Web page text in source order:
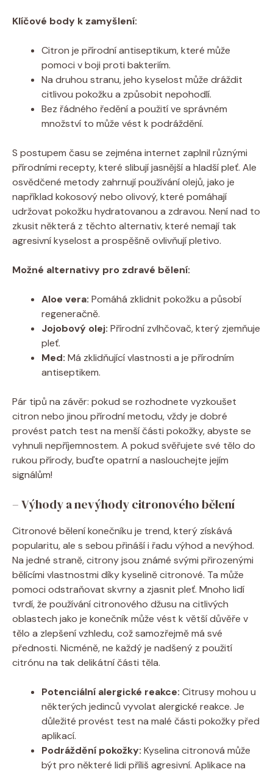
Klíčové body k zamyšlení:
Citron je přírodní antiseptikum, které může
pomoci v boji proti bakteriím.
Na druhou stranu, jeho kyselost může dráždit
citlivou pokožku a způsobit nepohodlí.
Bez řádného ředění a použití ve správném
množství to může vést k podráždění.
S postupem času se zejména internet zaplnil různými
přírodními recepty, které slibují jasnější a hladší pleť. Ale
osvědčené metody zahrnují používání olejů, jako je
například kokosový nebo olivový, které pomáhají
udržovat pokožku hydratovanou a zdravou. Není nad to
zkusit některá z těchto alternativ, které nemají tak
agresivní kyselost a prospěšně ovlivňují pletivo.
Možné alternativy pro zdravé bělení:
Aloe vera: Pomáhá zklidnit pokožku a působí
regeneračně.
Jojobový olej: Přírodní zvlhčovač, který zjemňuje
pleť.
Med: Má zklidňující vlastnosti a je přírodním
antiseptikem.
Pár tipů na závěr: pokud se rozhodnete vyzkoušet
citron nebo jinou přírodní metodu, vždy je dobré
provést patch test na menší části pokožky, abyste se
vyhnuli nepříjemnostem. A pokud svěřujete své tělo do
rukou přírody, buďte opatrní a naslouchejte jejím
signálům!
– Výhody a nevýhody citronového bělení
Citronové bělení konečníku je trend, který získává
popularitu, ale s sebou přináší i řadu výhod a nevýhod.
Na jedné straně, citrony jsou známé svými přirozenými
bělícími vlastnostmi díky kyselině citronové. Ta může
pomoci odstraňovat skvrny a zjasnit pleť. Mnoho lidí
tvrdí, že používání citronového džusu na citlivých
oblastech jako je konečník může vést k větší důvěře v
tělo a zlepšení vzhledu, což samozřejmě má své
přednosti. Nicméně, ne každý je nadšený z použití
citrónu na tak delikátní části těla.
Potenciální alergické reakce: Citrusy mohou u
některých jedinců vyvolat alergické reakce. Je
důležité provést test na malé části pokožky před
aplikací.
Podráždění pokožky: Kyselina citronová může
být pro některé lidi příliš agresivní. Aplikace na